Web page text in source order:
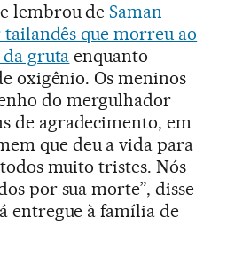
lembrou deSaman
que morreu ao
gruta enquanto
oxigênio. Os meninos
do mergulhador
de agradecimento, em
que deu a vida para
muito tristes. Nós
por sua morte”, disse
entregue à família de